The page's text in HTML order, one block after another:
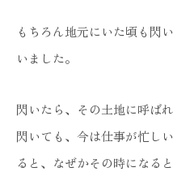
もちろん地元にいた頃も閃
いました。
閃いたら、その土地に呼ば
閃いても、今は仕事が忙し
ると、なぜかその時になる